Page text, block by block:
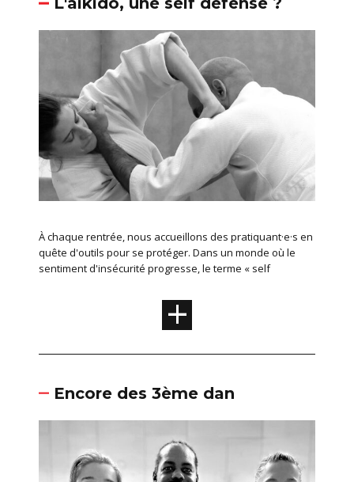
À chaque rentrée, nous accueillons des pratiquant·e·s en
quête d'outils pour se protéger. Dans un monde où le
sentiment d'insécurité progresse, le terme « self
+
Encore des 3ème dan